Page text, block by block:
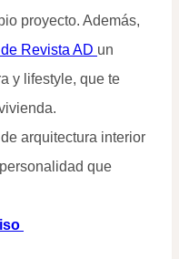
proyecto. Además,
Revista AD un
y lifestyle, que te
arquitectura interior
que